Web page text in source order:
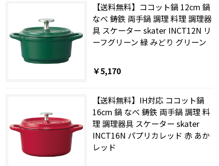
【送料無料】ココット鍋 12cm 鍋
なべ 鋳鉄 両手鍋 調理 料理 調理器
具 スケーター skater INCT12N リ
ーフグリーン 緑 みどり グリーン
￥5,170
【送料無料】IH対応 ココット鍋
16cm 鍋 なべ 鋳鉄 両手鍋 調理 料
理 調理器具 スケーター skater
INCT16N パプリカレッド 赤 あか
レッド